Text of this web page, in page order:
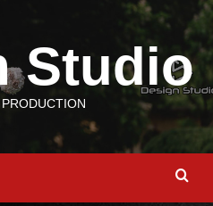
Studio